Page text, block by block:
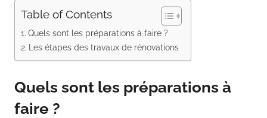
Table of Contents
Quels sont les préparations à faire ?
Les étapes des travaux de rénovations
Quels sont les préparations à
faire ?